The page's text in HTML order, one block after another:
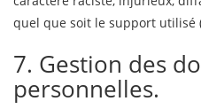
quel que soit le support utilisé
7. Gestion des
personnelles.